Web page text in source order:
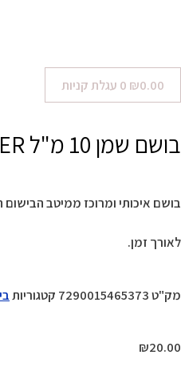
₪0.00
0 עגלת קניות
בושם שמן 10 מ"ל POWDER
בושם איכותי ומרוכז ממיטב הבישום
לאורך זמן.
מק"ט7290015465373 קטגוריות
₪20.00